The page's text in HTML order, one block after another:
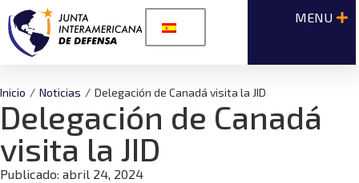
Inicio / Noticias / Delegación de Canadá visita la JID
Delegación de Canadá
visita la JID
Publicado: abril 24, 2024